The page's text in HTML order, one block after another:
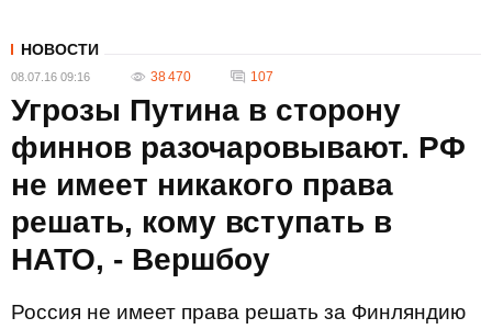
НОВОСТИ
08.07.16 09:16 38 470 107
Угрозы Путина в сторону
финнов разочаровывают. РФ
не имеет никакого права
решать, кому вступать в
НАТО, - Вершбоу
Россия не имеет права решать за Финляндию